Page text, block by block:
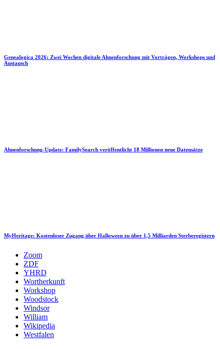
Genealogica 2026: Zwei Wochen digitale Ahnenforschung mit Vorträgen, Workshops und
Austausch
Ahnenforschung-Update: FamilySearch veröffentlicht 18 Millionen neue Datensätze
MyHeritage: Kostenloser Zugang über Halloween zu über 1,5 Milliarden Sterberegistern
Zoom
ZDF
YHRD
Wortherkunft
Workshop
Woodstock
Windsor
William
Wikipedia
Westfalen